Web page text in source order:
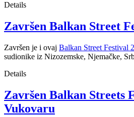
Details
Završen Balkan Street
Završen je i ovaj Balkan Street Festival
sudionike iz Nizozemske, Njemačke,
Details
Završen Balkan Streets
Vukovaru